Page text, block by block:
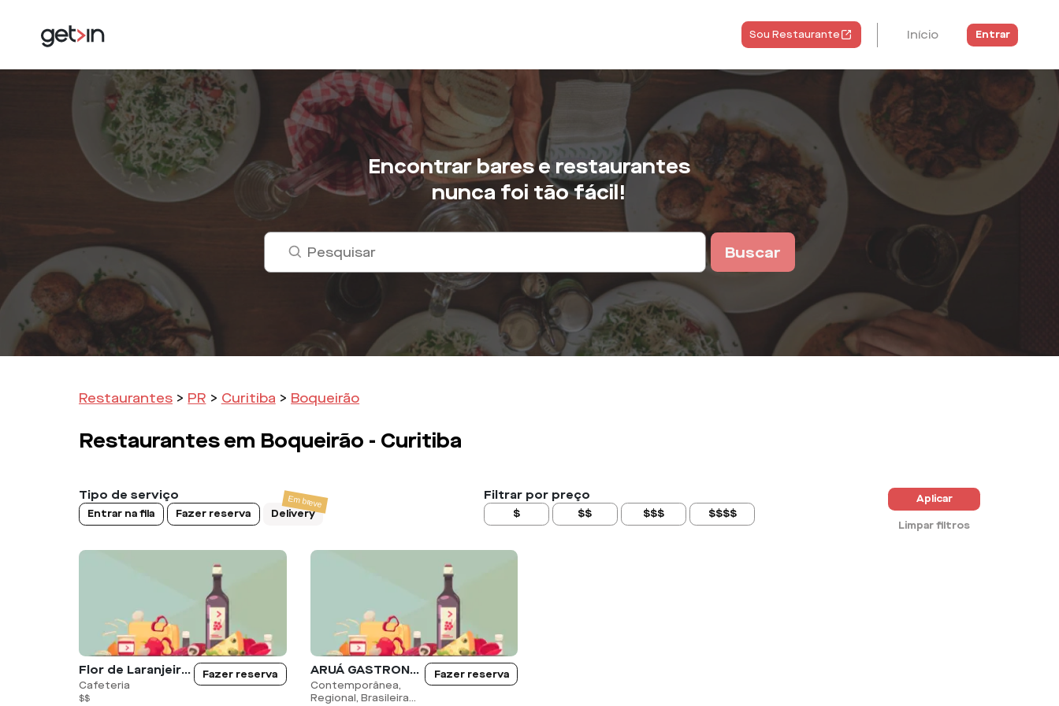
Sou Restaurante Início Entrar
Encontrar bares e restaurantes
nunca foi tão fácil!
Buscar
Restaurantes > PR > Curitiba > Boqueirão
Restaurantes em Boqueirão - Curitiba
Tipo de serviço
Entrar na fila Fazer reserva Delivery
Filtrar por preço
$ $$ $$$ $$$$
Aplicar
Limpar filtros
Flor de Laranjeira Café
Cafeteria
$$
Fazer reserva ARUÁ GASTRONOMIA DIVERSÃO E LAZER
Contemporânea,
Regional, Brasileira...
Fazer reserva